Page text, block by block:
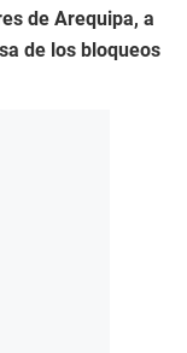
de Arequipa, a
de los bloqueos